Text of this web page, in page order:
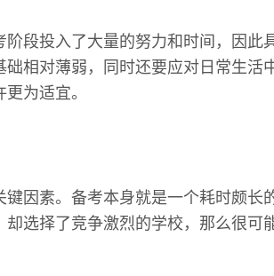
段投入了大量的努力和时间，因此
相对薄弱，同时还要应对日常生活
为适宜。
因素。备考本身就是一个耗时颇长
选择了竞争激烈的学校，那么很可